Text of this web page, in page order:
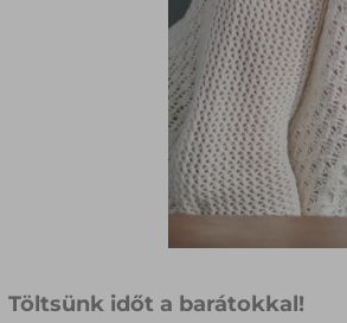
Töltsünk időt a barátokkal!